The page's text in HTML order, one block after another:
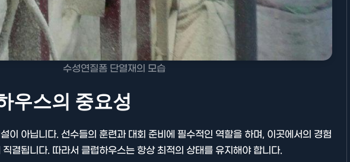
수성연질폼 단열재의 모습
우스의 중요성
이 아닙니다. 선수들의 훈련과 대회 준비에 필수적인 역할을 하며, 이곳에서의 경험
결됩니다. 따라서 클럽하우스는 항상 최적의 상태를 유지해야 합니다.
방법에 대해 안내드립니다.